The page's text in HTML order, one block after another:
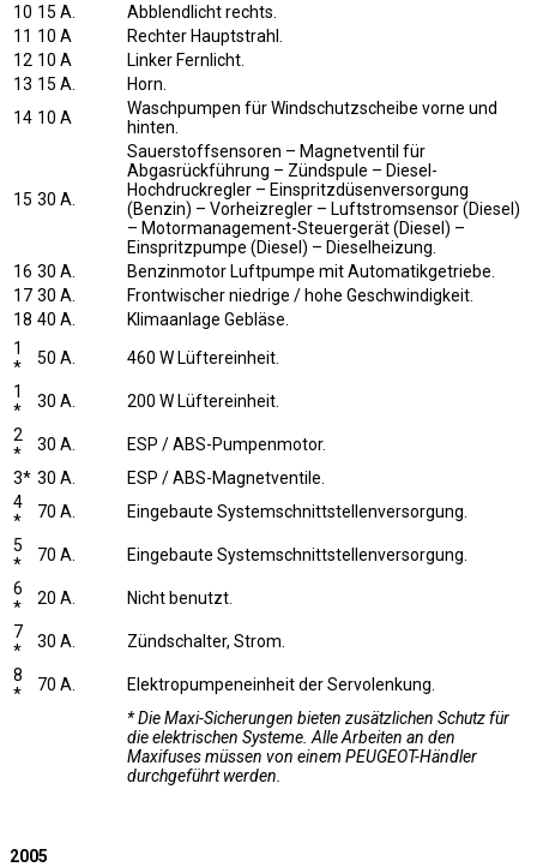
10 15 A.
Abblendlicht rechts.
11 10 A
Rechter Hauptstrahl.
12 10 A
Linker Fernlicht.
13 15 A.
Horn.
14 10 A
Waschpumpen für Windschutzscheibe vorne und
hinten.
15 30 A.
Sauerstoffsensoren – Magnetventil für
Abgasrückführung – Zündspule – Diesel-
Hochdruckregler – Einspritzdüsenversorgung
(Benzin) – Vorheizregler – Luftstromsensor (Diesel)
– Motormanagement-Steuergerät (Diesel) –
Einspritzpumpe (Diesel) – Dieselheizung.
16 30 A.
Benzinmotor Luftpumpe mit Automatikgetriebe.
17 30 A.
Frontwischer niedrige / hohe Geschwindigkeit.
18 40 A.
Klimaanlage Gebläse.
1
*
50 A.
460 W Lüftereinheit.
1
*
30 A.
200 W Lüftereinheit.
2
*
30 A.
ESP / ABS-Pumpenmotor.
3* 30 A.
ESP / ABS-Magnetventile.
4
*
70 A.
Eingebaute Systemschnittstellenversorgung.
5
*
70 A.
Eingebaute Systemschnittstellenversorgung.
6
*
20 A.
Nicht benutzt.
7
*
30 A.
Zündschalter, Strom.
8
*
70 A.
Elektropumpeneinheit der Servolenkung.
* Die Maxi-Sicherungen bieten zusätzlichen Schutz für
die elektrischen Systeme. Alle Arbeiten an den
Maxifuses müssen von einem PEUGEOT-Händler
durchgeführt werden.
2005